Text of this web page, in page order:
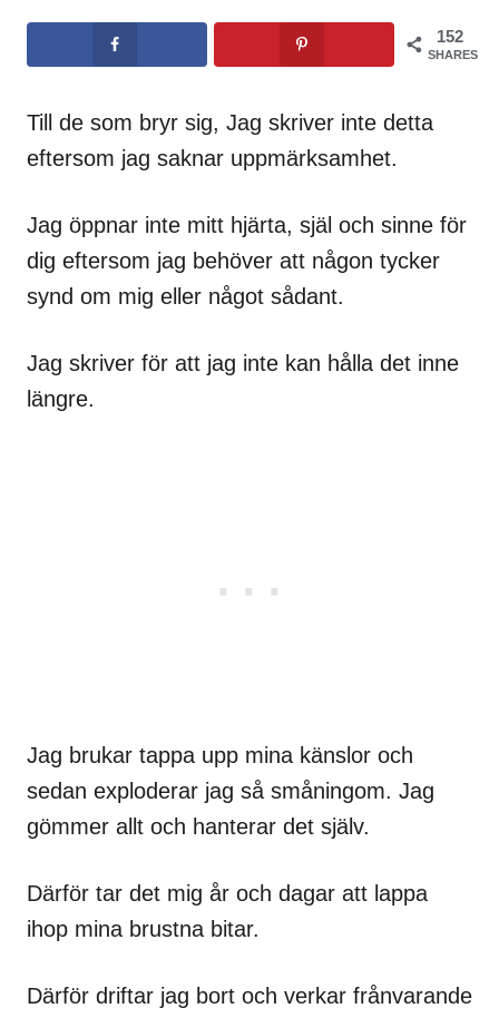
152
SHARES
Till de som bryr sig, Jag skriver inte detta
eftersom jag saknar uppmärksamhet.
Jag öppnar inte mitt hjärta, själ och sinne för
dig eftersom jag behöver att någon tycker
synd om mig eller något sådant.
Jag skriver för att jag inte kan hålla det inne
längre.
Jag brukar tappa upp mina känslor och
sedan exploderar jag så småningom. Jag
gömmer allt och hanterar det själv.
Därför tar det mig år och dagar att lappa
ihop mina brustna bitar.
Därför driftar jag bort och verkar frånvarande